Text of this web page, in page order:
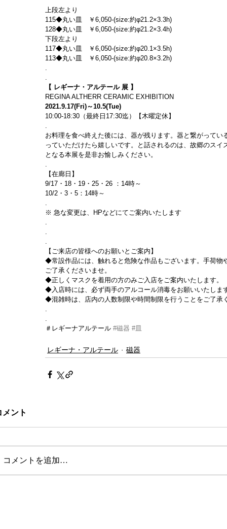
上段左より
115◆丸い皿　￥6,050-(size:約φ21.2×3.3h)
128◆丸い皿　￥6,050-(size:約φ21.2×3.4h)
下段左より
117◆丸い皿　￥6,050-(size:約φ20.1×3.5h)
113◆丸い皿　￥6,050-(size:約φ20.8×3.2h)
【 レギーナ・アルテール 展 】
REGINA ALTHERR CERAMIC EXHIBITION
2021.9.17(Fri)～10.5(Tue)
10:00-18:30（最終日17:30迄）【木曜定休】
お料理を食べ終えた後には、器が残ります。器と繋がって
っていただけたら嬉しいです。と話されるのは、故郷のス
となる本展を是非お愉しみください。
【在廊日】
9/17・18・19・25・26 ：14時～
10/2・3・5：14時～
※ 急な変更は、HPなどにてご案内いたします
【ご来店の皆様へのお願いとご案内】
◆常設作品には、触れると危険な作品もございます。手荷物
ご了承くださいませ。
◆正しくマスクを着用の方のみご入店をご案内いたします。
◆入店時には、必ず両手のアルコール消毒をお願いいたしま
◆混雑時は、店内の人数制限や時間制限を行うことをご了承
＃レギーナアルテール #磁器 #皿
レギーナ・アルテール 磁器
メント
コメントを追加…